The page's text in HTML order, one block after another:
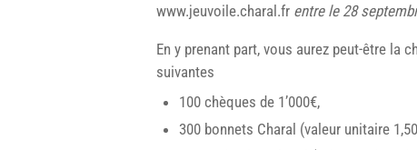
www.jeuvoile.charal.fr entre le 28
En y prenant part, vous aurez peut-être la
suivantes
100 chèques de 1’000€,
300 bonnets Charal (valeur unitaire